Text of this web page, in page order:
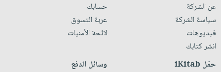
عن الشركة
سياسة الشركة
فيديوهات
انشر كتابك
حسابك
عربة التسوق
لائحة الأمنيات
حمّل iKitab وسائل الدفع